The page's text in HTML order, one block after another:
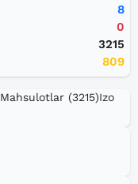
8
0
3215
809
Mahsulotlar (3215)Izohlar